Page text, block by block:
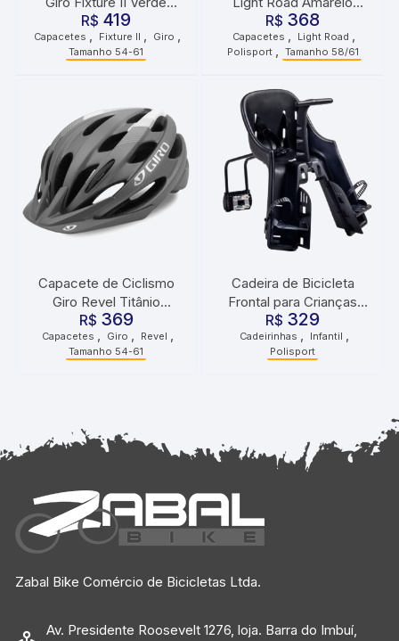
Metálico
R$ 419
Capacetes Fixture II Giro
Tamanho 54-61
Fosco Preto Tamanho
58/61 Polisport
R$ 368
Capacetes Light Road
Polisport Tamanho 58/61
Capacete de Ciclismo
Giro Revel Titânio
Branco
R$ 369
Capacetes Giro Revel
Tamanho 54-61
Cadeira de Bicicleta
Frontal para Crianças
Kangaroo FF Preto Cinza
Polisport
R$ 329
Cadeirinhas Infantil
Polisport
Zabal Bike Comércio de Bicicletas Ltda.
Av. Presidente Roosevelt 1276, loja. Barra do Imbuí,